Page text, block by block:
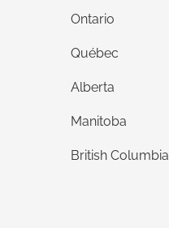
Ontario
Québec
Alberta
Manitoba
British Columbia